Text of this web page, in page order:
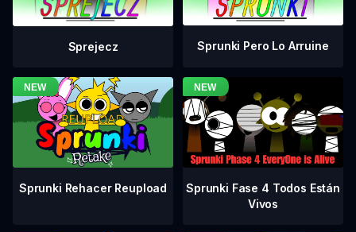
Sprejecz Sprunki Pero Lo Arruine
Sprunki Rehacer Reupload
Sprunki Fase 4 Todos Están
Vivos